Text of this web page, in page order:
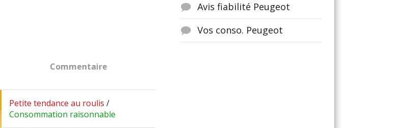
Commentaire
Petite tendance au roulis /
Consommation raisonnable
Avis fiabilité Peugeot
Vos conso. Peugeot